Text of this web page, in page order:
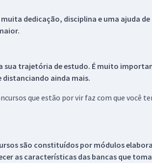
dedicação, disciplina e uma ajuda de
sua trajetória de estudo. É muito
distanciando ainda mais.
que estão por vir faz com que você
são constituídos por módulos
as características das bancas que